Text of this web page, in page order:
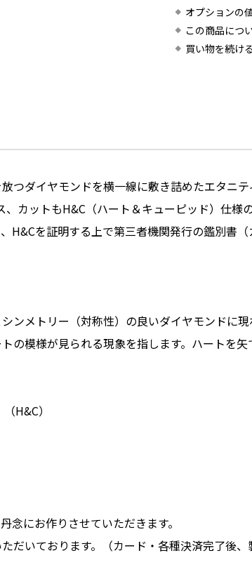
オプションの
この商品につ
買い物を続け
つダイヤモンドを横一線に敷き詰めたエタニ
カットもH&C（ハート＆キューピッド）仕様
H&Cを証明する上で第三者機関発行の鑑別書
ンメトリー（対称性）の良いダイヤモンドに
の模様が見られる現象を指します。ハートを
H&C）
にお作りさせていただきます。
だいております。（カード・各種決済完了後